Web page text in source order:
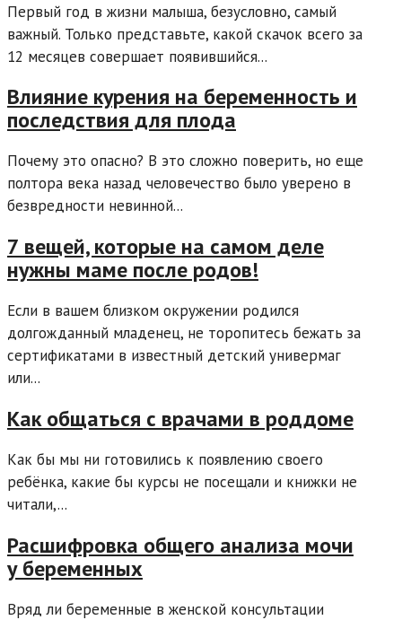
Первый год в жизни малыша, безусловно, самый
важный. Только представьте, какой скачок всего за
12 месяцев совершает появившийся...
Влияние курения на беременность и
последствия для плода
Почему это опасно? В это сложно поверить, но еще
полтора века назад человечество было уверено в
безвредности невинной...
7 вещей, которые на самом деле
нужны маме после родов!
Если в вашем близком окружении родился
долгожданный младенец, не торопитесь бежать за
сертификатами в известный детский универмаг
или...
Как общаться с врачами в роддоме
Как бы мы ни готовились к появлению своего
ребёнка, какие бы курсы не посещали и книжки не
читали,...
Расшифровка общего анализа мочи
у беременных
Вряд ли беременные в женской консультации